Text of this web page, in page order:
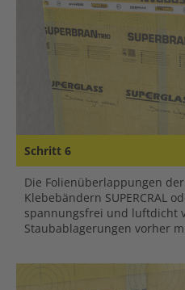
Schritt 6
Die Folienüberlappungen
Klebebändern SUPERCRAL
spannungsfrei und luftdicht
Staubablagerungen vorher